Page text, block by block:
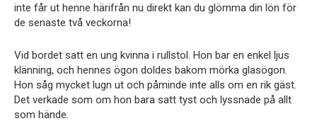
inte får ut henne härifrån nu direkt kan du glömma din lön för
de senaste två veckorna!
Vid bordet satt en ung kvinna i rullstol. Hon bar en enkel ljus
klänning, och hennes ögon doldes bakom mörka glasögon.
Hon såg mycket lugn ut och påminde inte alls om en rik gäst.
Det verkade som om hon bara satt tyst och lyssnade på allt
som hände.